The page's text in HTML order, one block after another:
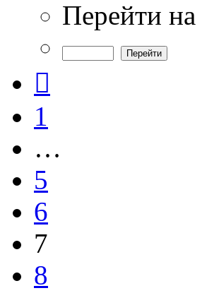
Перейти
1
…
5
6
7
8